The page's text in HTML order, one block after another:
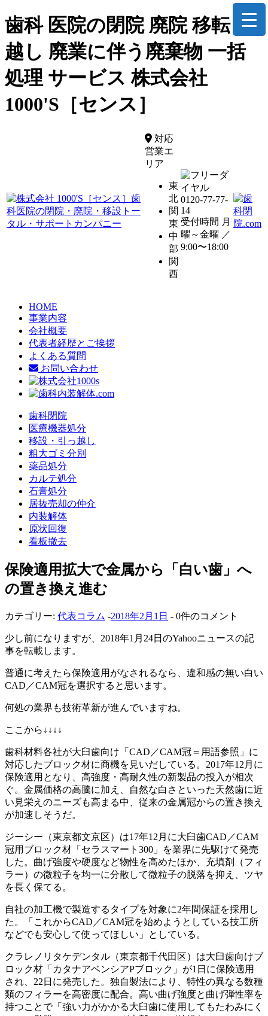
歯科 医院の閉院 廃院 移転 引
越し 廃業に伴う廃棄物 一括
処理 サービス 株式会社
1000'S［センス］
対応
営業エ
リア
東
北
関
東
中
部
関
西
0120-77-77-
14
受付時間 月
曜～金曜 ／
9:00〜18:00
HOME
事業内容
会社概要
代表者経歴とご挨拶
よくある質問
お問い合わせ
歯科閉院
医療機器処分
移設・引っ越し
粗大ゴミ分別
薬品処分
カルテ処分
石膏処分
居抜売却の仲介
内装解体
原状回復
看板撤去
保険適用拡大で金属から「白い歯」へ
の置き換え進む
カテゴリー: 代表コラム -2018年2月1日 - 0件のコメント
少し前になりますが、2018年1月24日のYahooニュースの記
事を転載します。
普通に考えたら保険適用がなされるなら、違和感の無い白い
CAD／CAM冠を選択すると思います。
何処の業界も技術革新が進んでいますね。
ここから↓↓↓↓
歯科材料各社が大臼歯向け「CAD／CAM冠＝用語参照」に
対応したブロック材に商機を見いだしている。2017年12月に
保険適用となり、高強度・高耐久性の新製品の投入が相次
ぐ。金属価格の高騰に加え、自然な白さといった天然歯に近
い見栄えのニーズも高まる中、従来の金属冠からの置き換え
が加速しそうだ。
ジーシー（東京都文京区）は17年12月に大臼歯CAD／CAM
冠用ブロック材「セラスマート300」を業界に先駆けて発売
した。曲げ強度や硬度など物性を高めたほか、充填剤（フィ
ラー）の微粒子を均一に分散して微粒子の脱落を抑え、ツヤ
を長く保てる。
自社の加工機で製造するタイプを対象に2年間保証を採用し
た。「これからCAD／CAM冠を始めようとしている技工所
などでも安心して使ってほしい」としている。
クラレノリタケデンタル（東京都千代田区）は大臼歯向けブ
ロック材「カタナアベンシアPブロック」が1日に保険適用
され、22日に発売した。独自製法により、特性の異なる数種
類のフィラーを高密度に配合。高い曲げ強度と曲げ弾性率を
持つことで「強い力がかかる大臼歯に使用してもたわみにく